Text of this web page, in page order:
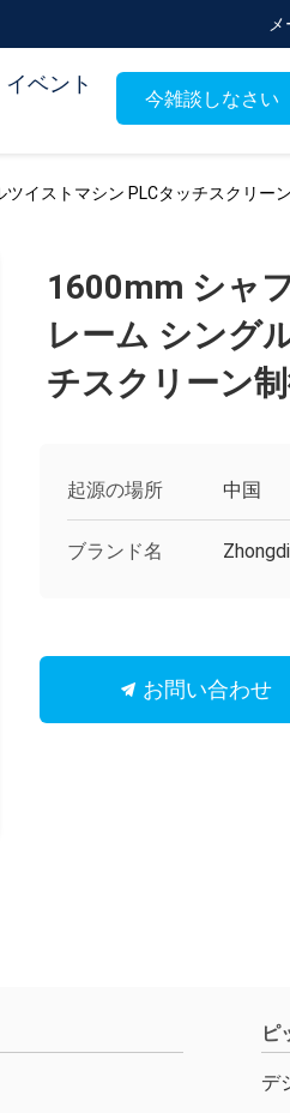
イベント
今雑談しなさい
イストマシン PLCタッチスクリー
1600mm シャ
レーム シング
チスクリーン
起源の場所 中国
ブランド名
お問い合わせ
ピ
デ